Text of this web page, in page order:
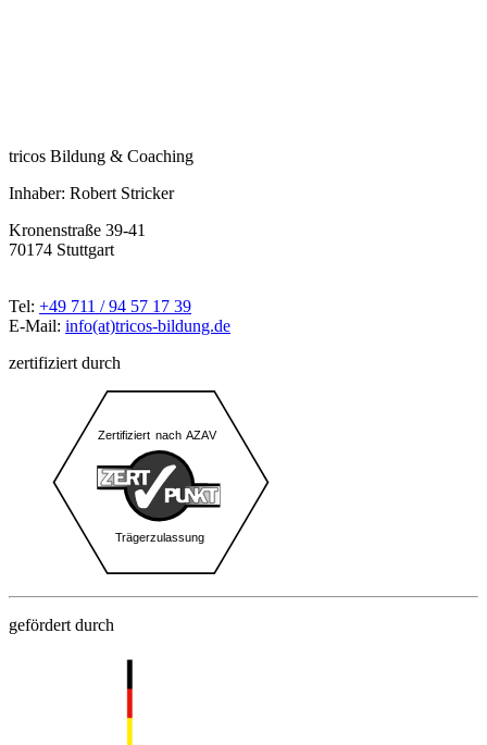
tricos Bildung & Coaching
Inhaber: Robert Stricker
Kronenstraße 39-41
70174 Stuttgart
Tel: +49 711 / 94 57 17 39
E-Mail: info(at)tricos-bildung.de
zertifiziert durch
gefördert durch